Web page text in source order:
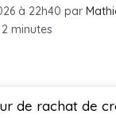
à 22h40 par
minutes
de rachat de